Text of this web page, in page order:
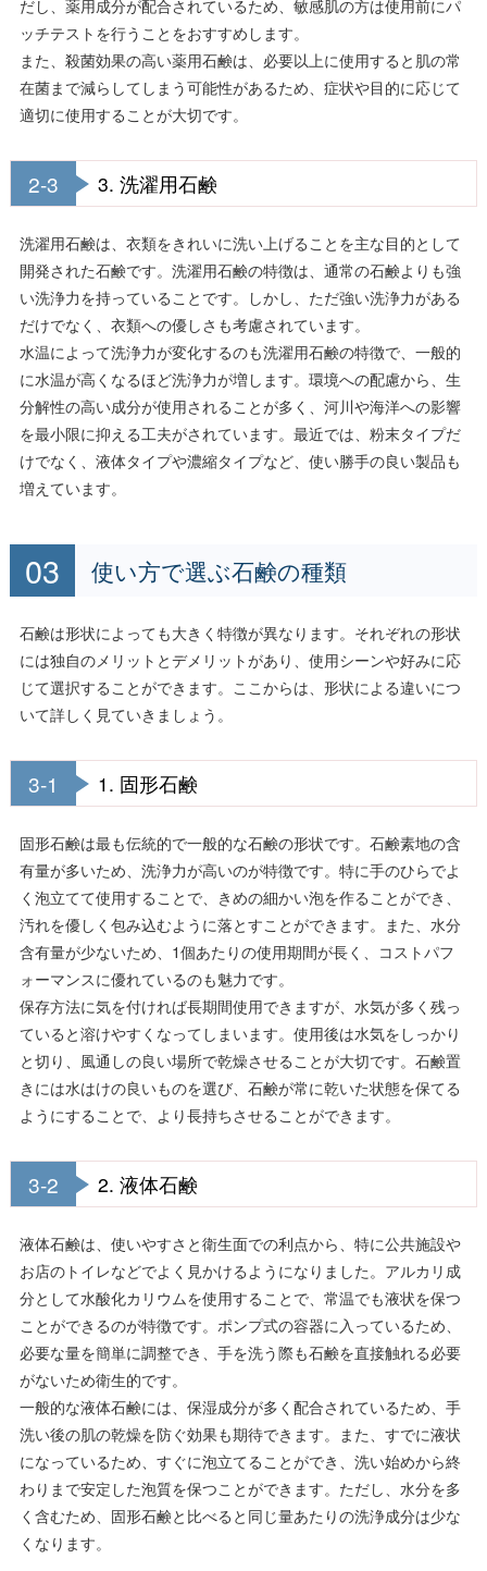
だし、薬用成分が配合されているため、敏感肌の方は使用前にパ
ッチテストを行うことをおすすめします。
また、殺菌効果の高い薬用石鹸は、必要以上に使用すると肌の常
在菌まで減らしてしまう可能性があるため、症状や目的に応じて
適切に使用することが大切です。
2-3 3. 洗濯用石鹸
洗濯用石鹸は、衣類をきれいに洗い上げることを主な目的として
開発された石鹸です。洗濯用石鹸の特徴は、通常の石鹸よりも強
い洗浄力を持っていることです。しかし、ただ強い洗浄力がある
だけでなく、衣類への優しさも考慮されています。
水温によって洗浄力が変化するのも洗濯用石鹸の特徴で、一般的
に水温が高くなるほど洗浄力が増します。環境への配慮から、生
分解性の高い成分が使用されることが多く、河川や海洋への影響
を最小限に抑える工夫がされています。最近では、粉末タイプだ
けでなく、液体タイプや濃縮タイプなど、使い勝手の良い製品も
増えています。
使い方で選ぶ石鹸の種類
石鹸は形状によっても大きく特徴が異なります。それぞれの形状
には独自のメリットとデメリットがあり、使用シーンや好みに応
じて選択することができます。ここからは、形状による違いにつ
いて詳しく見ていきましょう。
3-1 1. 固形石鹸
固形石鹸は最も伝統的で一般的な石鹸の形状です。石鹸素地の含
有量が多いため、洗浄力が高いのが特徴です。特に手のひらでよ
く泡立てて使用することで、きめの細かい泡を作ることができ、
汚れを優しく包み込むように落とすことができます。また、水分
含有量が少ないため、1個あたりの使用期間が長く、コストパフ
ォーマンスに優れているのも魅力です。
保存方法に気を付ければ長期間使用できますが、水気が多く残っ
ていると溶けやすくなってしまいます。使用後は水気をしっかり
と切り、風通しの良い場所で乾燥させることが大切です。石鹸置
きには水はけの良いものを選び、石鹸が常に乾いた状態を保てる
ようにすることで、より長持ちさせることができます。
3-2 2. 液体石鹸
液体石鹸は、使いやすさと衛生面での利点から、特に公共施設や
お店のトイレなどでよく見かけるようになりました。アルカリ成
分として水酸化カリウムを使用することで、常温でも液状を保つ
ことができるのが特徴です。ポンプ式の容器に入っているため、
必要な量を簡単に調整でき、手を洗う際も石鹸を直接触れる必要
がないため衛生的です。
一般的な液体石鹸には、保湿成分が多く配合されているため、手
洗い後の肌の乾燥を防ぐ効果も期待できます。また、すでに液状
になっているため、すぐに泡立てることができ、洗い始めから終
わりまで安定した泡質を保つことができます。ただし、水分を多
く含むため、固形石鹸と比べると同じ量あたりの洗浄成分は少な
くなります。